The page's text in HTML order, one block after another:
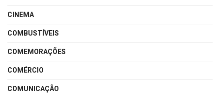
CINEMA
COMBUSTÍVEIS
COMEMORAÇÕES
COMÉRCIO
COMUNICAÇÃO